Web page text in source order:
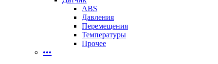
ABS
Давления
Перемещения
Температуры
Прочее
•••